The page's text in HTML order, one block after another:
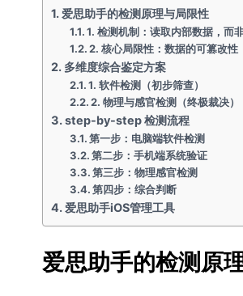
爱思助手的检测原理与局限性
1. 检测机制：读取内部数据，而
2. 核心局限性：数据的可篡改性
多维度综合鉴定方案
1. 软件检测（初步筛查）
2. 物理与感官检测（终极裁决）
step-by-step 检测流程
第一步：电脑端软件检测
第二步：手机端系统验证
第三步：物理感官检测
第四步：综合判断
爱思助手iOS管理工具
爱思助手的检测原